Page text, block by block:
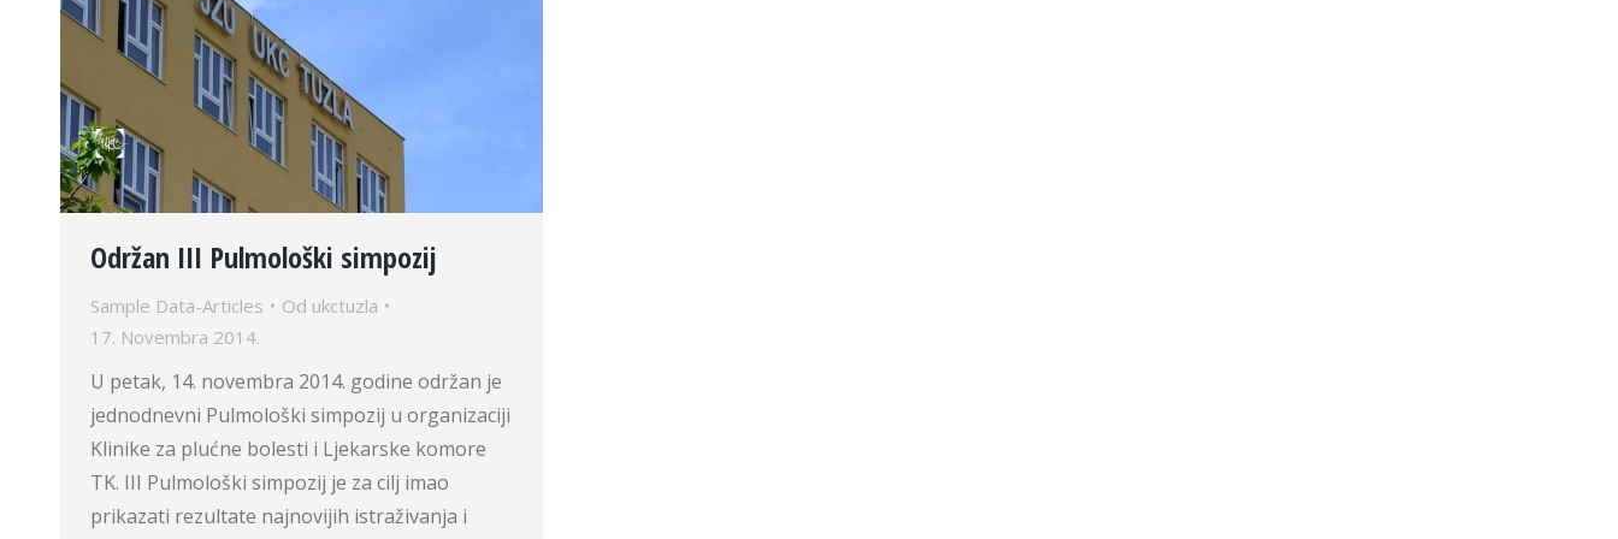
Održan III Pulmološki simpozij
Sample Data-Articles Od ukctuzla
17. Novembra 2014.
U petak, 14. novembra 2014. godine održan je
jednodnevni Pulmološki simpozij u organizaciji
Klinike za plućne bolesti i Ljekarske komore
TK. III Pulmološki simpozij je za cilj imao
prikazati rezultate najnovijih istraživanja i